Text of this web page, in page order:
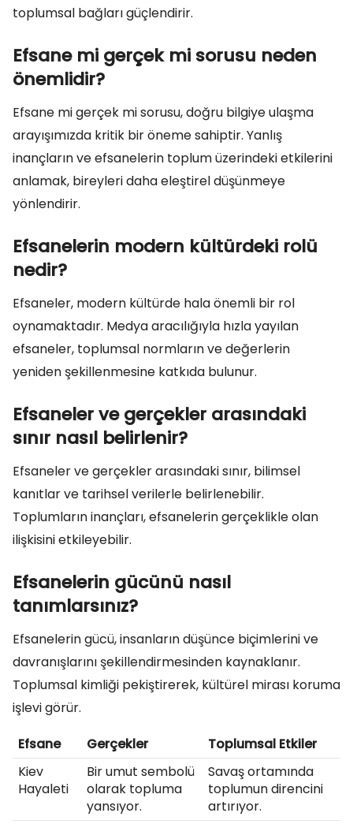
toplumsal bağları güçlendirir.
Efsane mi gerçek mi sorusu neden
önemlidir?
Efsane mi gerçek mi sorusu, doğru bilgiye ulaşma
arayışımızda kritik bir öneme sahiptir. Yanlış
inançların ve efsanelerin toplum üzerindeki etkilerini
anlamak, bireyleri daha eleştirel düşünmeye
yönlendirir.
Efsanelerin modern kültürdeki rolü
nedir?
Efsaneler, modern kültürde hala önemli bir rol
oynamaktadır. Medya aracılığıyla hızla yayılan
efsaneler, toplumsal normların ve değerlerin
yeniden şekillenmesine katkıda bulunur.
Efsaneler ve gerçekler arasındaki
sınır nasıl belirlenir?
Efsaneler ve gerçekler arasındaki sınır, bilimsel
kanıtlar ve tarihsel verilerle belirlenebilir.
Toplumların inançları, efsanelerin gerçeklikle olan
ilişkisini etkileyebilir.
Efsanelerin gücünü nasıl
tanımlarsınız?
Efsanelerin gücü, insanların düşünce biçimlerini ve
davranışlarını şekillendirmesinden kaynaklanır.
Toplumsal kimliği pekiştirerek, kültürel mirası koruma
işlevi görür.
Efsane
Gerçekler
Toplumsal Etkiler
Kiev
Hayaleti
Bir umut sembolü
olarak topluma
yansıyor.
Savaş ortamında
toplumun direncini
artırıyor.